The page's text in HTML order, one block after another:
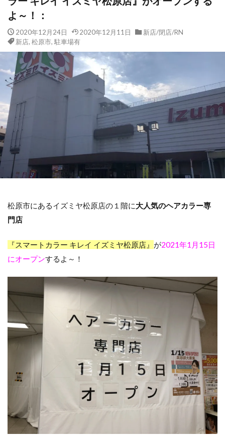
よ～！：
2020年12月24日 2020年12月11日
新店/閉店/RN
新店, 松原市, 駐車場有
松原市にあるイズミヤ松原店の１階に大人気のヘアカラー専
門店
『スマートカラー キレイ イズミヤ松原店』 が2021年1月15日
にオープンするよ～！